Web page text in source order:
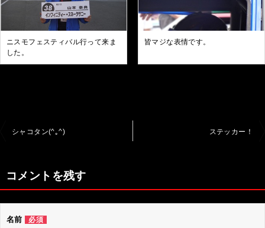
ニスモフェスティバル行って来ま
した。
皆マジな表情です。
ビ
ゲ
ー
シャコタン(^｡^) ステッカー！
コメントを残す
名前 必須